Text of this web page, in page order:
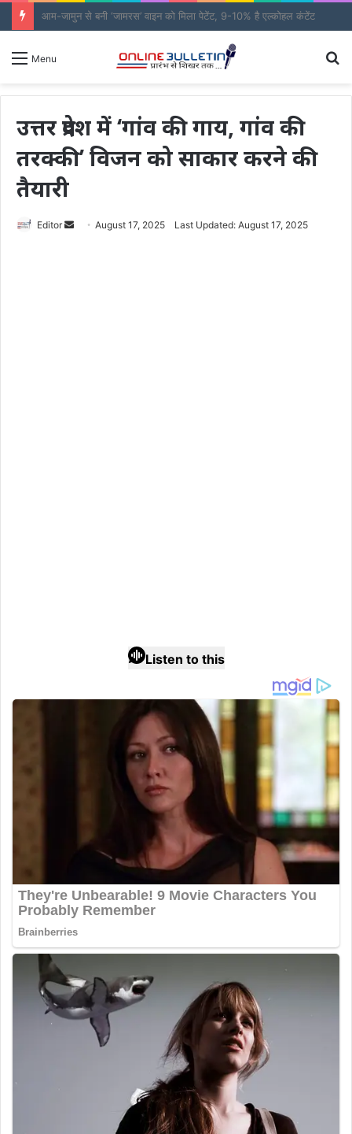
आम-जामुन से बनी ‘जामरस’ वाइन को मिला पेटेंट, 9-10% है एल्कोहल कंटेंट
Menu
उत्तर प्रदेश में ‘गांव की गाय, गांव की
तरक्की’ विजन को साकार करने की
तैयारी
Editor
SendAugust 17, 2025 Last Updated: August 17, 2025
Listen to this